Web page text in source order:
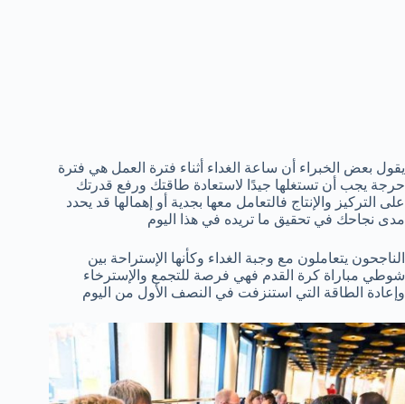
يقول بعض الخبراء أن ساعة الغداء أثناء فترة العمل هي فترة
حرجة يجب أن تستغلها جيدًا لاستعادة طاقتك ورفع قدرتك
على التركيز والإنتاج فالتعامل معها بجدية أو إهمالها قد يحدد
مدى نجاحك في تحقيق ما تريده في هذا اليوم
الناجحون يتعاملون مع وجبة الغداء وكأنها الإستراحة بين
شوطي مباراة كرة القدم فهي فرصة للتجمع والإسترخاء
وإعادة الطاقة التي استنزفت في النصف الأول من اليوم